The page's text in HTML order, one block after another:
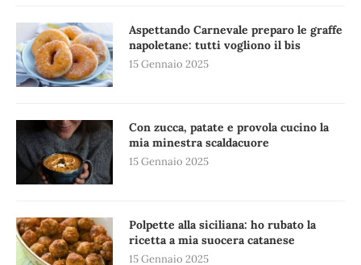
Aspettando Carnevale preparo le graffe
napoletane: tutti vogliono il bis
15 Gennaio 2025
Con zucca, patate e provola cucino la
mia minestra scaldacuore
15 Gennaio 2025
Polpette alla siciliana: ho rubato la
ricetta a mia suocera catanese
15 Gennaio 2025